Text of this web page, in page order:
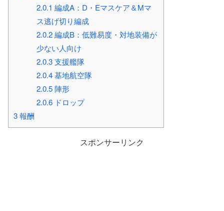
2.0.1 編成A：D・Eマスケア＆Mマ
ス逃げ切り編成
2.0.2編成B：低難易度・対地装備が
少ない人向け
2.0.3支援艦隊
2.0.4基地航空隊
2.0.5陣形
2.0.6ドロップ
3報酬
スポンサーリンク